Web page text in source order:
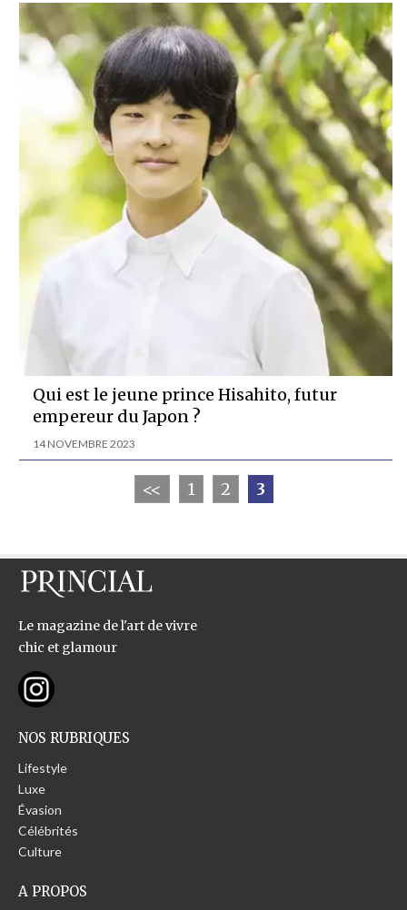
Qui est le jeune prince Hisahito, futur
empereur du Japon ?
14 NOVEMBRE 2023
<< 1 2 3
Le magazine de l'art de vivre
chic et glamour
NOS RUBRIQUES
Lifestyle
Luxe
Évasion
Célébrités
Culture
A PROPOS